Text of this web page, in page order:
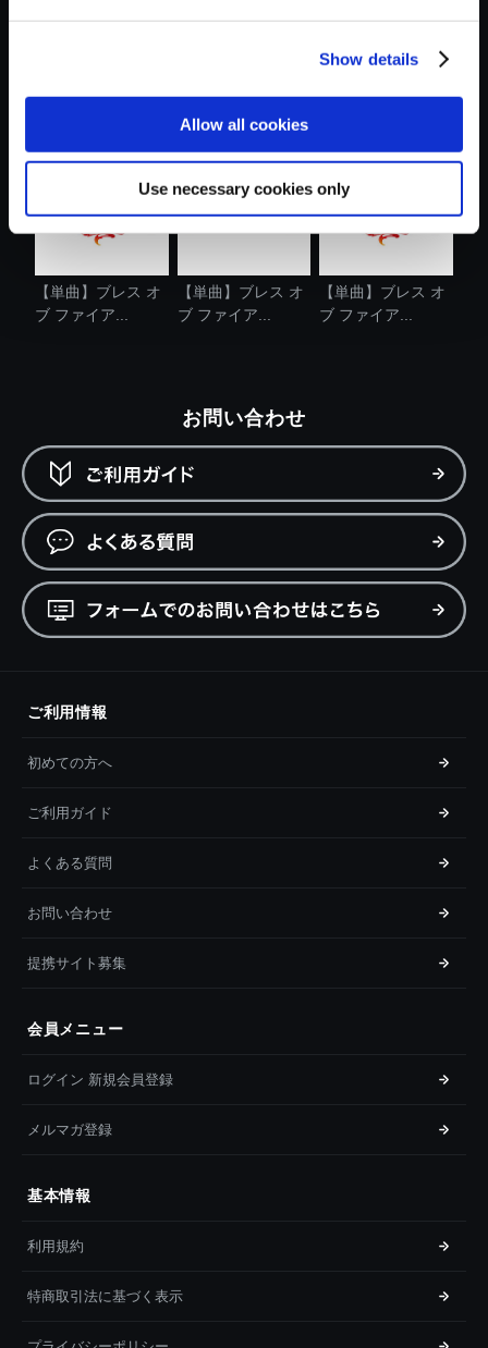
Show details
Allow all cookies
Use necessary cookies only
ブ ファイア...
ス オブ ファ...
ブ ファイア...
【単曲】ブレス オ
ブ ファイア...
【単曲】ブレス オ
ブ ファイア...
【単曲】ブレス オ
ブ ファイア...
お問い合わせ
ご利用情報
初めての方へ
ご利用ガイド
よくある質問
お問い合わせ
提携サイト募集
会員メニュー
ログイン 新規会員登録
メルマガ登録
基本情報
利用規約
特商取引法に基づく表示